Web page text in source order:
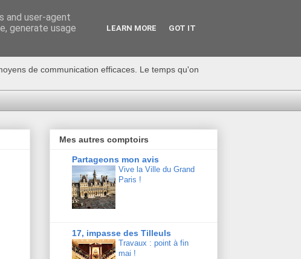
de communication efficaces. Le temps qu'on
Mes autres comptoirs
Partageons mon avis
Vive la Ville du Grand
Paris !
17, impasse des Tilleuls
Travaux : point à fin
mai !
and user-agent
generate usage
LEARN MORE GOT IT